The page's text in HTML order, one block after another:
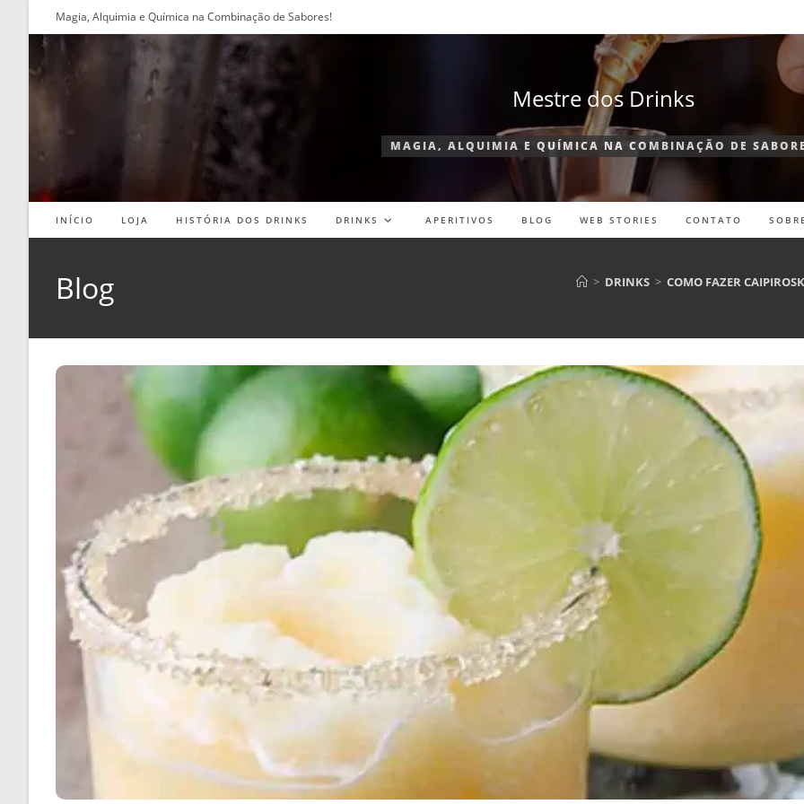
conteúdo
Magia, Alquimia e Química na Combinação de Sabores!
Mestre dos Drinks
MAGIA, ALQUIMIA E QUÍMICA NA COMBINAÇÃO DE
INÍCIO LOJA HISTÓRIA DOS DRINKS DRINKS APERITIVOS BLOG WEB STORIES CONTATO SOBRE
Blog > DRINKS > COMO FAZER